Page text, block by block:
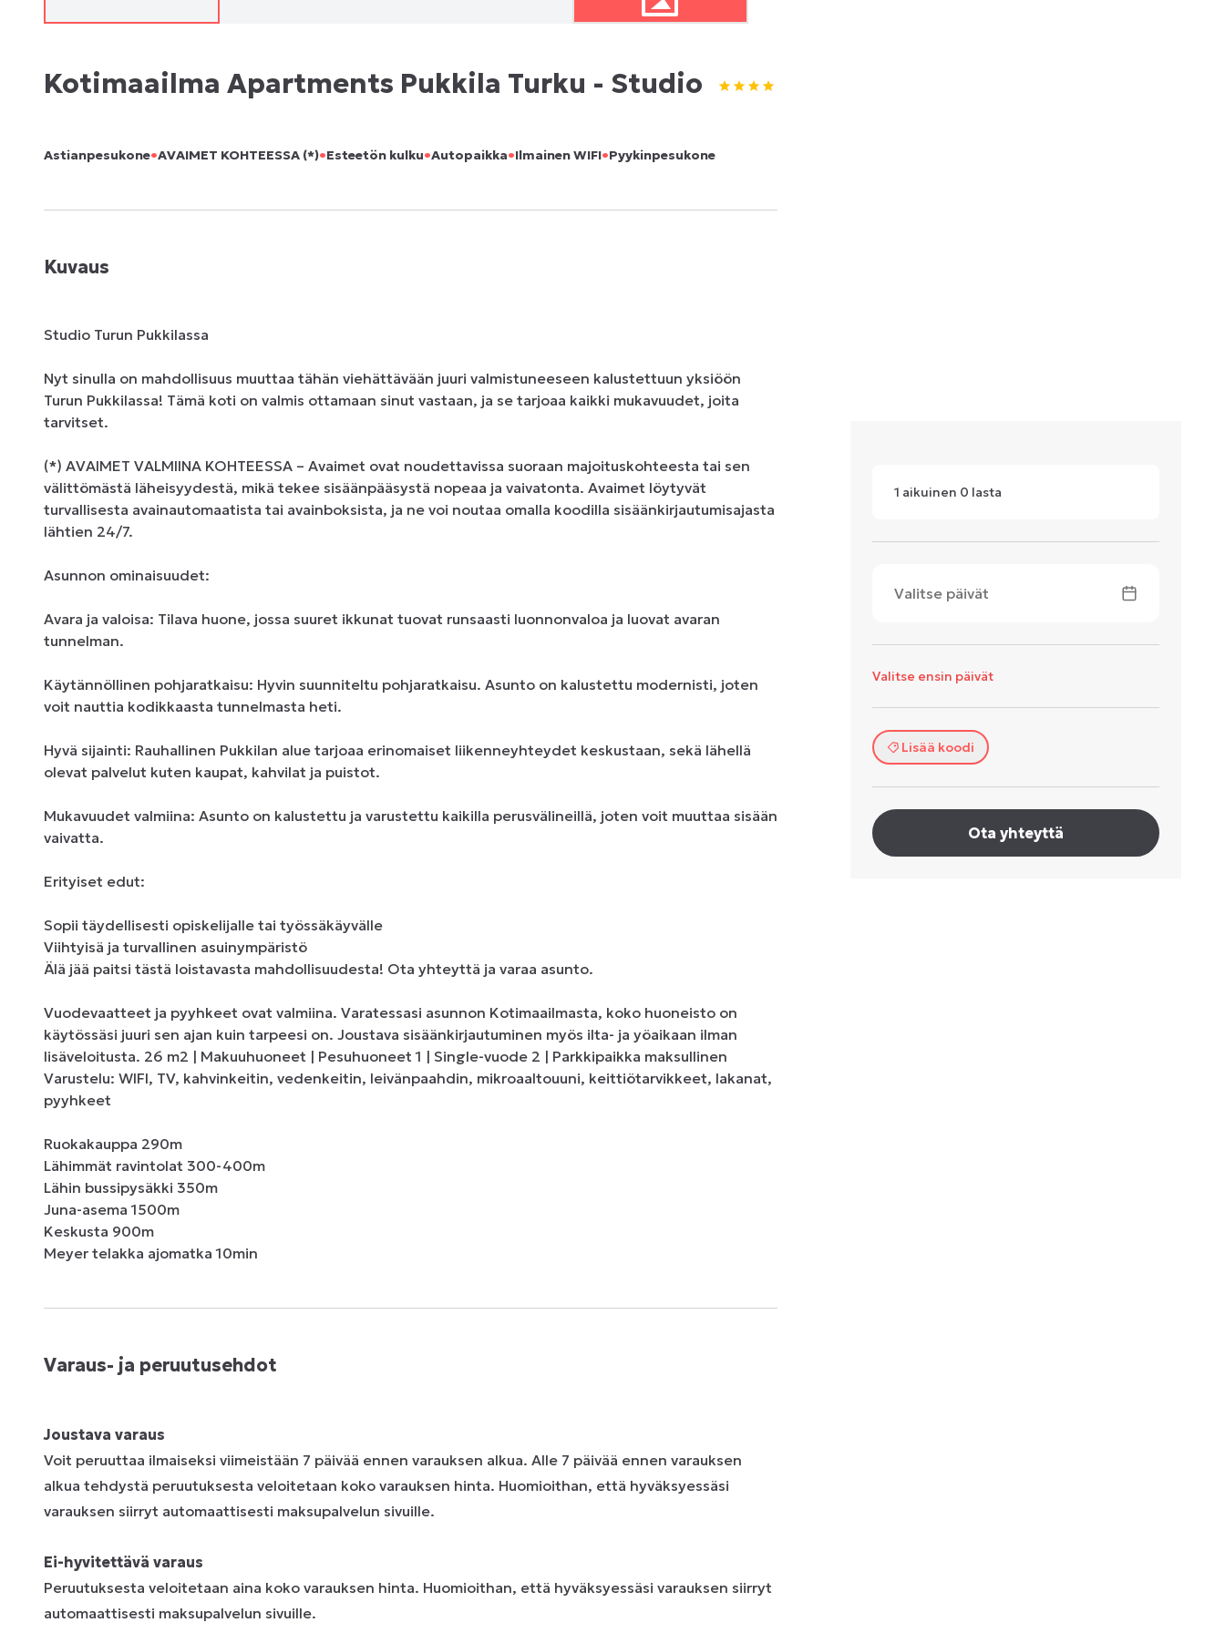
Kotimaailma Apartments Pukkila Turku - Studio
Astianpesukone•AVAIMET KOHTEESSA (*)•Esteetön kulku•Autopaikka•Ilmainen WIFI•Pyykinpesukone
Kuvaus
Studio Turun Pukkilassa
Nyt sinulla on mahdollisuus muuttaa tähän viehättävään juuri valmistuneeseen kalustettuun yksiöön
Turun Pukkilassa! Tämä koti on valmis ottamaan sinut vastaan, ja se tarjoaa kaikki mukavuudet, joita
tarvitset.
(*) AVAIMET VALMIINA KOHTEESSA – Avaimet ovat noudettavissa suoraan majoituskohteesta tai sen
välittömästä läheisyydestä, mikä tekee sisäänpääsystä nopeaa ja vaivatonta. Avaimet löytyvät
turvallisesta avainautomaatista tai avainboksista, ja ne voi noutaa omalla koodilla sisäänkirjautumisajasta
lähtien 24/7.
Asunnon ominaisuudet:
Avara ja valoisa: Tilava huone, jossa suuret ikkunat tuovat runsaasti luonnonvaloa ja luovat avaran
tunnelman.
Käytännöllinen pohjaratkaisu: Hyvin suunniteltu pohjaratkaisu. Asunto on kalustettu modernisti, joten
voit nauttia kodikkaasta tunnelmasta heti.
Hyvä sijainti: Rauhallinen Pukkilan alue tarjoaa erinomaiset liikenneyhteydet keskustaan, sekä lähellä
olevat palvelut kuten kaupat, kahvilat ja puistot.
Mukavuudet valmiina: Asunto on kalustettu ja varustettu kaikilla perusvälineillä, joten voit muuttaa sisään
vaivatta.
Erityiset edut:
Sopii täydellisesti opiskelijalle tai työssäkäyvälle
Viihtyisä ja turvallinen asuinympäristö
Älä jää paitsi tästä loistavasta mahdollisuudesta! Ota yhteyttä ja varaa asunto.
Vuodevaatteet ja pyyhkeet ovat valmiina. Varatessasi asunnon Kotimaailmasta, koko huoneisto on
käytössäsi juuri sen ajan kuin tarpeesi on. Joustava sisäänkirjautuminen myös ilta- ja yöaikaan ilman
lisäveloitusta. 26 m2 | Makuuhuoneet | Pesuhuoneet 1 | Single-vuode 2 | Parkkipaikka maksullinen
Varustelu: WIFI, TV, kahvinkeitin, vedenkeitin, leivänpaahdin, mikroaaltouuni, keittiötarvikkeet, lakanat,
pyyhkeet
Ruokakauppa 290m
Lähimmät ravintolat 300-400m
Lähin bussipysäkki 350m
Juna-asema 1500m
Keskusta 900m
Meyer telakka ajomatka 10min
Varaus- ja peruutusehdot
Joustava varaus
Voit peruuttaa ilmaiseksi viimeistään 7 päivää ennen varauksen alkua. Alle 7 päivää ennen varauksen
alkua tehdystä peruutuksesta veloitetaan koko varauksen hinta. Huomioithan, että hyväksyessäsi
varauksen siirryt automaattisesti maksupalvelun sivuille.
Ei-hyvitettävä varaus
Peruutuksesta veloitetaan aina koko varauksen hinta. Huomioithan, että hyväksyessäsi varauksen siirryt
automaattisesti maksupalvelun sivuille.
1 aikuinen 0 lasta
Valitse päivät
Valitse ensin päivät
Lisää koodi
Ota yhteyttä